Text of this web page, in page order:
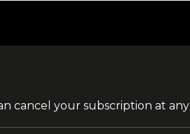
cancel your subscription at